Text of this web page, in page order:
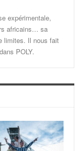
expérimentale,
africains… sa
limites. Il nous fait
POLY.